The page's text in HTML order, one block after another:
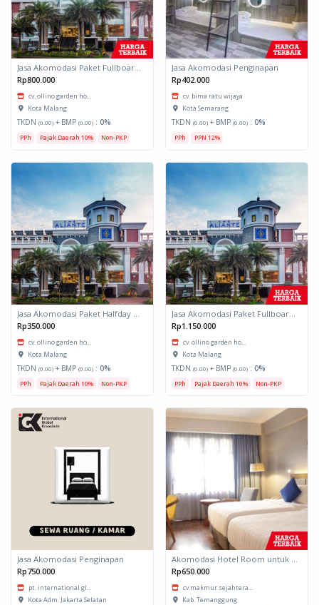
Jasa Akomodasi Paket Fullboard Twin Hotel Kota Malang
Rp800.000
cv. ollino garden ho...
Kota Malang
TKDN (0.00) + BMP (0.00) : 0%
PPh Pajak Daerah 10% Non-PKP
Jasa Akomodasi Penginapan
Rp402.000
cv. bima ratu wijaya
Kota Semarang
TKDN (0.00) + BMP (0.00) : 0%
PPh PPN 12%
Rp350.000
cv. ollino garden ho...
Kota Malang
TKDN (0.00) + BMP (0.00) : 0%
PPh Pajak Daerah 10% Non-PKP
Rp1.150.000
cv. ollino garden ho...
Kota Malang
TKDN (0.00) + BMP (0.00) : 0%
PPh Pajak Daerah 10% Non-PKP
Jasa Akomodasi Penginapan
Rp750.000
pt. international gl...
Kota Adm. Jakarta Selatan
Rp650.000
cv.makmur sejahtera...
Kab. Temanggung